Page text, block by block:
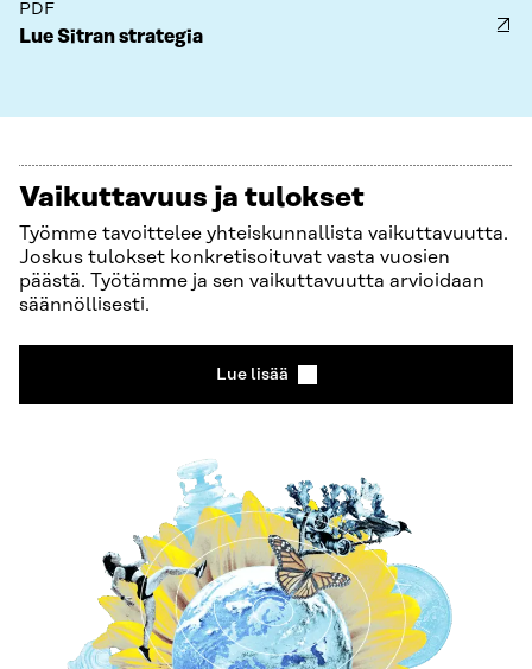
PDF
Lue Sitran strategia
Vaikuttavuus ja tulokset
Työmme tavoittelee yhteiskunnallista vaikuttavuutta.
Joskus tulokset konkretisoituvat vasta vuosien
päästä. Työtämme ja sen vaikuttavuutta arvioidaan
säännöllisesti.
Lue lisää